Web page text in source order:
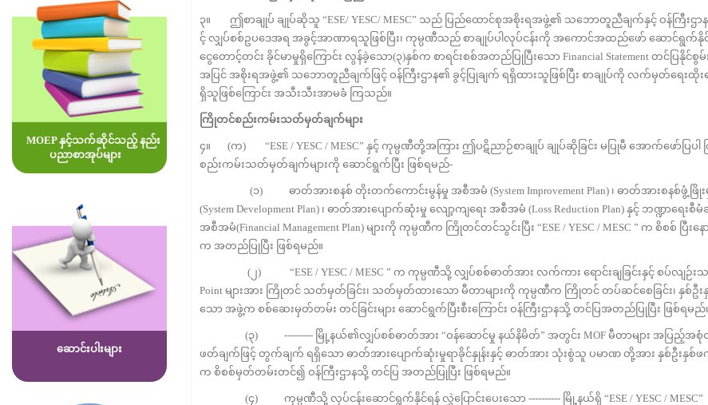
MOEP နှင့်သက်ဆိုင်သည့် နည်း
ပညာစာအုပ်များ
ဆောင်းပါးများ
၃။ ဤစာချုပ် ချုပ်ဆိုသူ “ESE/ YESC/ MESC” သည် ပြည်ထောင်စုအစိုးရအဖွဲ့၏ သဘောတူညီချက်နှင့် ဝန်ကြီးဌာန
င့် လျှပ်စစ်ဥပဒေအရ အခွင့်အာဏာရသူဖြစ်ပြီး၊ ကုမ္ပဏီသည် စာချုပ်ပါလုပ်ငန်းကို အကောင်အထည်ဖော် ဆောင်ရွက်နို
ငွေ‌တောင့်တင်း ခိုင်မာမှုရှိကြောင်း လွန်ခဲ့သော(၃)နှစ်က စာရင်းစစ်အတည်ပြုပြီးသော Financial Statement တင်ပြနိုင်
အပြင် အစိုးရအဖွဲ့၏ သဘောတူညီချက်ဖြင့် ဝန်ကြီးဌာန၏ ခွင့်ပြုချက် ရရှိထားသူဖြစ်ပြီး စာချုပ်ကို လက်မှတ်ရေးထို
ရှိသူဖြစ်ကြောင်း အသီးသီးအာမခံ ကြသည်။
ကြိုတင်စည်းကမ်းသတ်မှတ်ချက်များ
၄။ (က) “ESE / YESC / MESC” နှင့် ကုမ္ပဏီတို့အကြား ဤပဋိညာဉ်စာချုပ် ချုပ်ဆိုခြင်း မပြုမီ အောက်ဖော်ပြပ
စည်းကမ်းသတ်မှတ်ချက်များကို ဆောင်ရွက်ပြီး ဖြစ်ရမည်-
(၁) ဓာတ်အားစနစ် တိုးတက်ကောင်းမွန်မှု အစီအမံ (System Improvement Plan) ၊ ဓာတ်အားစနစ်ဖွံ့ဖြို
(System Development Plan) ၊ ဓာတ်အားပျောက်ဆုံးမှု လျော့ကျရေး အစီအမံ (Loss Reduction Plan) နှင့် ဘဏ္ဍာရေးစီ
အစီအမံ(Financial Management Plan) များကို ကုမ္ပဏီက ကြိုတင်တင်သွင်းပြီး “ESE / YESC / MESC ” က စိစစ် ပြီးန
က အတည်ပြုပြီး ဖြစ်ရမည်။
(၂) “ESE / YESC / MESC ” က ကုမ္ပဏီသို့ လျှပ်စစ်ဓာတ်အား လက်ကား ရောင်းချခြင်းနှင့် စပ်လျဉ်းသ
Point များအား ကြိုတင် သတ်မှတ်ခြင်း၊ သတ်မှတ်ထားသော မီတာများကို ကုမ္ပဏီက ကြိုတင် တပ်ဆင်စေခြင်း၊ နှစ်ဦး
သော အဖွဲ့က စစ်ဆေးမှတ်တမ်း တင်ခြင်းများ ဆောင်ရွက်ပြီးစီးကြောင်း ဝန်ကြီးဌာနသို့ တင်ပြအတည်ပြုပြီး ဖြစ်ရမည်
(၃) --------- မြို့နယ်၏လျှပ်စစ်ဓာတ်အား “ဝန်ဆောင်မှု နယ်နိမိတ်” အတွင်း MOF မီတာများ အပြည့်အစုံ
ဖတ်ချက်ဖြင့် တွက်ချက် ရရှိသော ဓာတ်အားပျောက်ဆုံးမှုရာခိုင်နှုန်းနှင့် ဓာတ်အား သုံးစွဲသူ ပမာဏ တို့အား နှစ်ဦးနှစ်
က စိစစ်မှတ်တမ်းတင်၍ ဝန်ကြီးဌာနသို့ တင်ပြ အတည်ပြုပြီး ဖြစ်ရမည်။
(၄) ကုမ္ပဏီသို့ လုပ်ငန်းဆောင်ရွက်နိုင်ရန် လွှဲပြောင်းပေးသော ---------- မြို့နယ်ရှိ “ESE / YESC / MESC”